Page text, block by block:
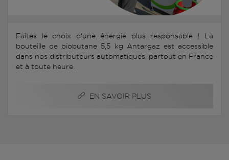
Faites le choix d'une énergie plus responsable ! La
bouteille de biobutane 5,5 kg Antargaz est accessible
dans nos distributeurs automatiques, partout en France
et à toute heure.
EN SAVOIR PLUS